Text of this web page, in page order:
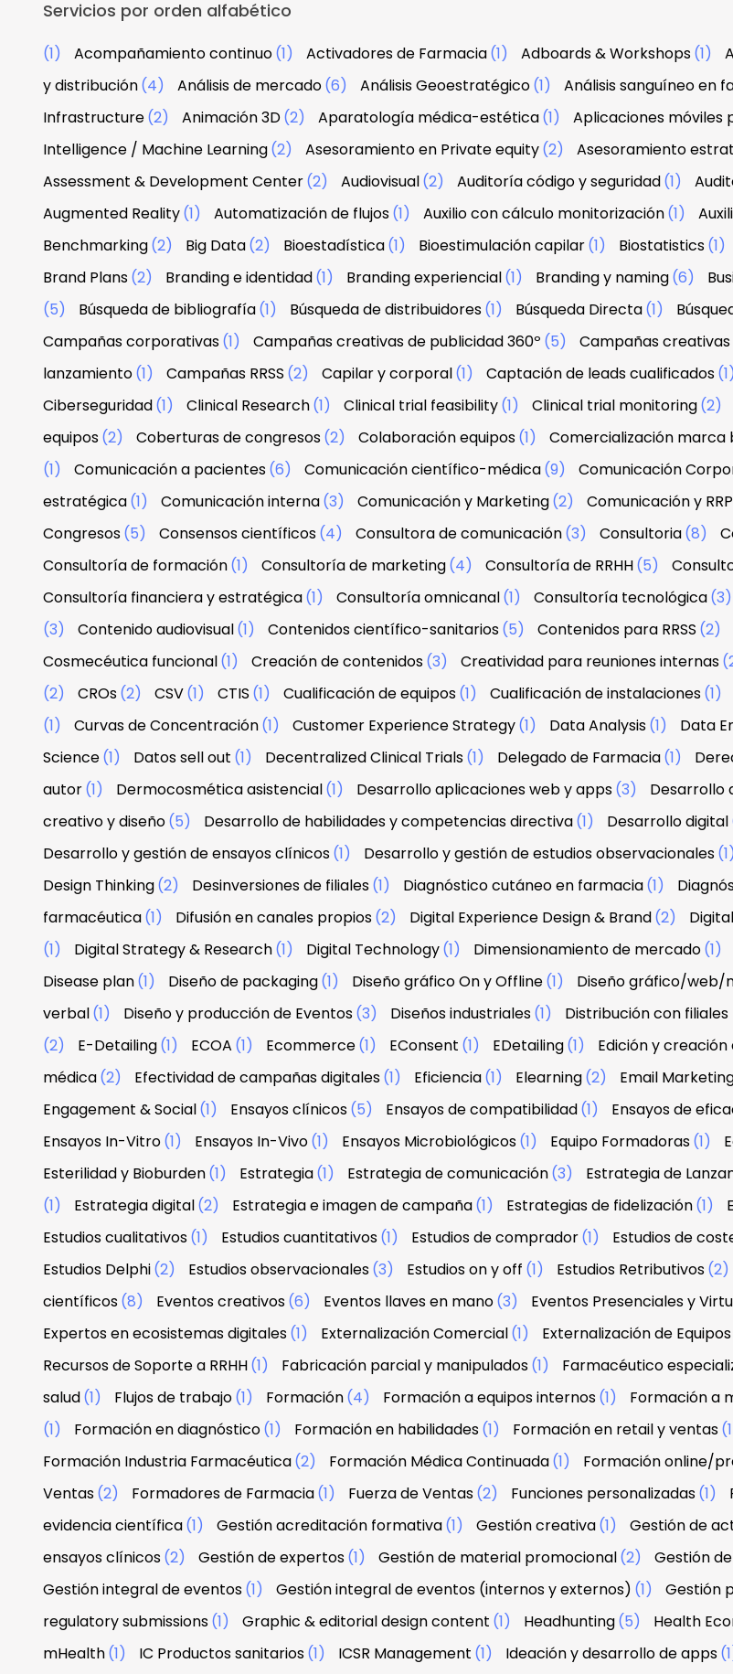
Servicios por orden alfabético
(1) Acompañamiento continuo(1) Activadores de Farmacia(1) Adboards & Workshops(1)
y distribución(4) Análisis de mercado(6) Análisis Geoestratégico(1) Análisis sanguíneo en
Infrastructure(2) Animación 3D(2) Aparatología médica-estética(1) Aplicaciones móviles
Intelligence / Machine Learning(2) Asesoramiento en Private equity(2) Asesoramiento
Assessment & Development Center(2) Audiovisual(2) Auditoría código y seguridad(1)
Augmented Reality(1) Automatización de flujos(1) Auxilio con cálculo monitorización(1)
Benchmarking(2) Big Data(2) Bioestadística(1) Bioestimulación capilar(1) Biostatistics(1)
Brand Plans(2) Branding e identidad(1) Branding experiencial(1) Branding y naming(6)
(5)
Búsqueda de bibliografía(1) Búsqueda de distribuidores(1) Búsqueda Directa(1)
Campañas corporativas(1) Campañas creativas de publicidad 360º (5) Campañas
lanzamiento(1) Campañas RRSS (2) Capilar y corporal(1) Captación de leads cualificados(1)
Ciberseguridad(1) Clinical Research(1) Clinical trial feasibility(1) Clinical trial monitoring(2)
equipos(2) Coberturas de congresos(2) Colaboración equipos(1) Comercialización marca
(1)
Comunicación a pacientes(6) Comunicación científico-médica(9) Comunicación
estratégica(1) Comunicación interna(3) Comunicación y Marketing(2) Comunicación y
Congresos(5) Consensos científicos(4) Consultora de comunicación(3) Consultoria(8)
Consultoría de formación(1) Consultoría de marketing(4) Consultoría de RRHH(5)
Consultoría financiera y estratégica(1) Consultoría omnicanal(1) Consultoría tecnológica(3)
(3)
Contenido audiovisual(1) Contenidos científico-sanitarios(5) Contenidos para RRSS (2)
Cosmecéutica funcional(1) Creación de contenidos(3) Creatividad para reuniones internas
(2)
CROs(2) CSV(1) CTIS (1) Cualificación de equipos(1) Cualificación de instalaciones(1)
(1)
Curvas de Concentración(1) Customer Experience Strategy(1) Data Analysis(1) Data
Science(1) Datos sell out (1) Decentralized Clinical Trials(1) Delegado de Farmacia(1)
autor(1) Dermocosmética asistencial(1) Desarrollo aplicaciones web y apps(3) Desarrollo
creativo y diseño(5) Desarrollo de habilidades y competencias directiva(1) Desarrollo digital
Desarrollo y gestión de ensayos clínicos(1) Desarrollo y gestión de estudios observacionales(1)
Design Thinking(2) Desinversiones de filiales(1) Diagnóstico cutáneo en farmacia(1)
farmacéutica(1) Difusión en canales propios(2) Digital Experience Design & Brand(2)
(1)
Digital Strategy & Research(1) Digital Technology(1) Dimensionamiento de mercado(1)
Disease plan(1) Diseño de packaging(1) Diseño gráfico On y Offline(1) Diseño gráfico/web/
verbal(1) Diseño y producción de Eventos(3) Diseños industriales(1) Distribución con
(2)
E-Detailing(1) ECOA (1) Ecommerce(1) EConsent (1) EDetailing(1) Edición y
médica(2) Efectividad de campañas digitales(1) Eficiencia(1) Elearning(2) Email
Engagement & Social(1) Ensayos clínicos(5) Ensayos de compatibilidad(1) Ensayos de
Ensayos In-Vitro(1) Ensayos In-Vivo(1) Ensayos Microbiológicos(1) Equipo Formadoras(1)
Esterilidad y Bioburden(1) Estrategia(1) Estrategia de comunicación(3) Estrategia de
(1)
Estrategia digital(2) Estrategia e imagen de campaña(1) Estrategias de fidelización(1)
Estudios cualitativos(1) Estudios cuantitativos(1) Estudios de comprador(1) Estudios de
Estudios Delphi(2) Estudios observacionales(3) Estudios on y off (1) Estudios Retributivos(2)
científicos(8) Eventos creativos(6) Eventos llaves en mano(3) Eventos Presenciales y
Expertos en ecosistemas digitales(1) Externalización Comercial(1) Externalización de Equipos
Recursos de Soporte a RRHH(1) Fabricación parcial y manipulados(1) Farmacéutico
salud(1) Flujos de trabajo(1) Formación(4) Formación a equipos internos(1) Formación a
(1)
Formación en diagnóstico(1) Formación en habilidades(1) Formación en retail y ventas
Formación Industria Farmacéutica(2) Formación Médica Continuada(1) Formación online/
Ventas(2) Formadores de Farmacia(1) Fuerza de Ventas(2) Funciones personalizadas(1)
evidencia científica(1) Gestión acreditación formativa(1) Gestión creativa(1) Gestión de
ensayos clínicos(2) Gestión de expertos(1) Gestión de material promocional(2) Gestión
Gestión integral de eventos(1) Gestión integral de eventos (internos y externos) (1) Gestión
regulatory submissions(1) Graphic & editorial design content (1) Headhunting(5) Health
mHealth(1) IC Productos sanitarios(1) ICSR Management (1) Ideación y desarrollo de apps